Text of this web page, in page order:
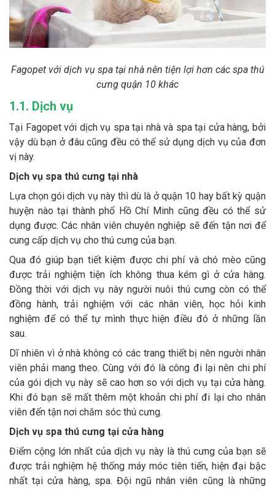
Fagopet với dịch vụ spa tại nhà nên tiện lợi hơn các spa thú
cưng quận 10 khác
1.1. Dịch vụ
Tại Fagopet với dịch vụ spa tại nhà và spa tại cửa hàng, bởi
vậy dù bạn ở đâu cũng đều có thể sử dụng dịch vụ của đơn
vị này.
Dịch vụ spa thú cưng tại nhà
Lựa chọn gói dịch vụ này thì dù là ở quận 10 hay bất kỳ quận
huyện nào tại thành phố Hồ Chí Minh cũng đều có thể sử
dụng được. Các nhân viên chuyên nghiệp sẽ đến tận nơi để
cung cấp dịch vụ cho thú cưng của bạn.
Qua đó giúp bạn tiết kiệm được chi phí và chó mèo cũng
được trải nghiệm tiện ích không thua kém gì ở cửa hàng.
Đồng thời với dịch vụ này người nuôi thú cưng còn có thể
đồng hành, trải nghiệm với các nhân viên, học hỏi kinh
nghiệm để có thể tự mình thực hiện điều đó ở những lần
sau.
Dĩ nhiên vì ở nhà không có các trang thiết bị nên người nhân
viên phải mang theo. Cùng với đó là công đi lại nên chi phí
của gói dịch vụ này sẽ cao hơn so với dịch vụ tại cửa hàng.
Khi đó bạn sẽ mất thêm một khoản chi phí đi lại cho nhân
viên đến tận nơi chăm sóc thú cưng.
Dịch vụ spa thú cưng tại cửa hàng
Điểm cộng lớn nhất của dịch vụ này là thú cưng của bạn sẽ
được trải nghiệm hệ thống máy móc tiên tiến, hiện đại bậc
nhất tại cửa hàng, spa. Đội ngũ nhân viên cũng là những